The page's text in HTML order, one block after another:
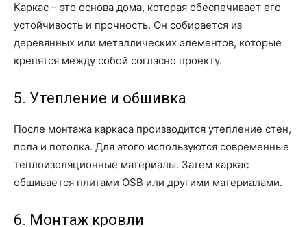
Каркас – это основа дома, которая обеспечивает его
устойчивость и прочность. Он собирается из
деревянных или металлических элементов, которые
крепятся между собой согласно проекту.
5. Утепление и обшивка
После монтажа каркаса производится утепление стен,
пола и потолка. Для этого используются современные
теплоизоляционные материалы. Затем каркас
обшивается плитами OSB или другими материалами.
6. Монтаж кровли